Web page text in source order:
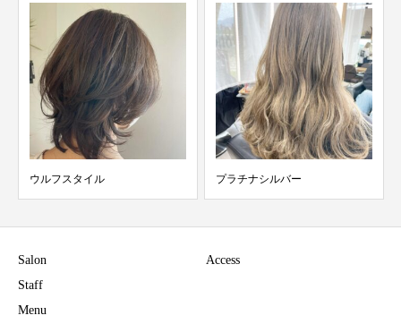
ウルフスタイル プラチナシルバー
Salon
Staff
Menu
Access